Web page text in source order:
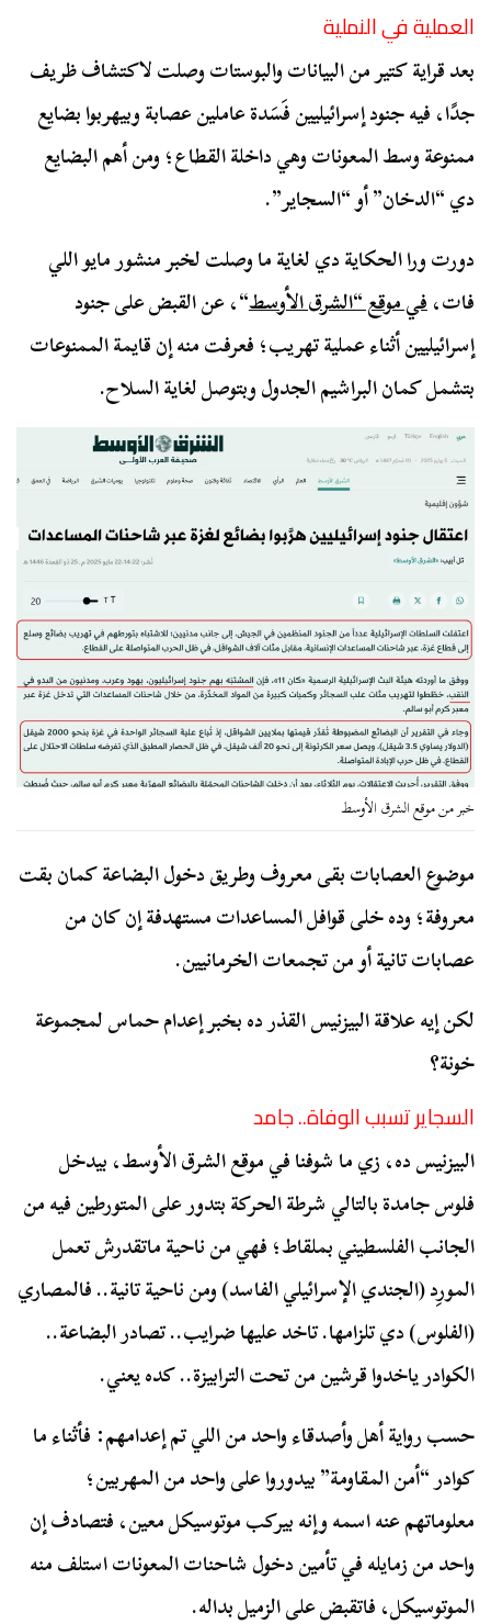
العملية في النملية
بعد قراية كتير من البيانات والبوستات وصلت لاكتشاف ظريف
جدًا، فيه جنود إسرائيليين فَسَدة عاملين عصابة وبيهربوا بضايع
ممنوعة وسط المعونات وهي داخلة القطاع؛ ومن أهم البضايع
دي “الدخان” أو “السجاير”.
دورت ورا الحكاية دي لغاية ما وصلت لخبر منشور مايو اللي
فات،في موقع “الشرق الأوسط“، عن القبض على جنود
إسرائيليين أثناء عملية تهريب؛ فعرفت منه إن قايمة الممنوعات
بتشمل كمان البراشيم الجدول وبتوصل لغاية السلاح.
خبر من موقع الشرق الأوسط
موضوع العصابات بقى معروف وطريق دخول البضاعة كمان بقت
معروفة؛ وده خلى قوافل المساعدات مستهدفة إن كان من
عصابات تانية أو من تجمعات الخرمانيين.
لكن إيه علاقة البيزنيس القذر ده بخبر إعدام حماس لمجموعة
خونة؟
السجاير تسبب الوفاة.. جامد
البيزنيس ده، زي ما شوفنا في موقع الشرق الأوسط، بيدخل
فلوس جامدة بالتالي شرطة الحركة بتدور على المتورطين فيه من
الجانب الفلسطيني بملقاط؛ فهي من ناحية ماتقدرش تعمل
المورِد (الجندي الإسرائيلي الفاسد) ومن ناحية تانية.. فالمصاري
(الفلوس) دي تلزامها. تاخد عليها ضرايب.. تصادر البضاعة..
الكوادر ياخدوا قرشين من تحت الترابيزة.. كده يعني.
حسب رواية أهل وأصدقاء واحد من اللي تم إعدامهم: فأثناء ما
كوادر “أمن المقاومة” بيدوروا على واحد من المهربين؛
معلوماتهم عنه اسمه وإنه بيركب موتوسيكل معين، فتصادف إن
واحد من زمايله في تأمين دخول شاحنات المعونات استلف منه
الموتوسيكل، فاتقبض على الزميل بداله.